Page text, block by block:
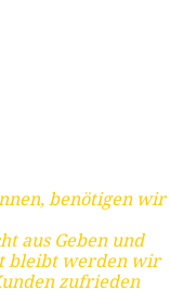
benötigen wir
aus Geben und
bleibt werden wir
zufrieden